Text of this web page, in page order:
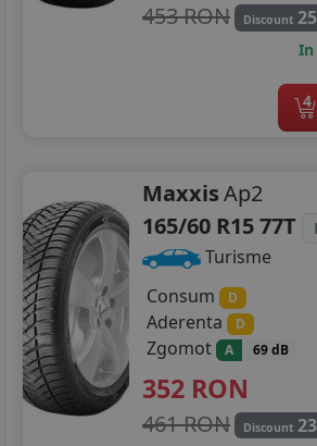
215/65R17
225/45R17
225/50R17
225/55R17
205/40R18
453 RON Discount 25
In
4
MaxxisAp2
165/60 R15 77T
Turisme
Consum
D
Aderenta D
Zgomot A 69 dB
352 RON
461 RON Discount 23